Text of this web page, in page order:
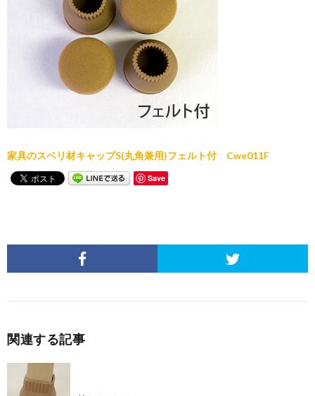
家具のスベリ材キャップS(丸角兼用)フェルト付 Cwe011F
Save
関連する記事